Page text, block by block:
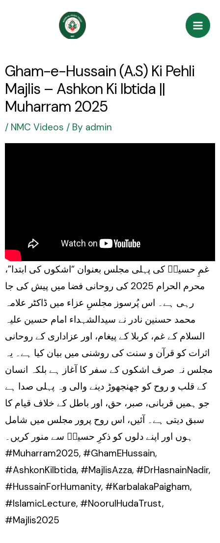
Gham-e-Hussain (A.S) Ki Pehli
Majlis – Ashkon Ki Ibtida ||
Muharram 2025
/ NMC Videos / By admin
غمِ حسینؑ کی پہلی مجلس بعنوان “اشکوں کی ابتدا”،
محرم الحرام 2025 کی روحانی فضا میں پیش کی جا
رہی ہے۔ اس پُرسوز مجلسِ عزاء میں ڈاکٹر علامہ
محمد حسنین نادر نے سیدالشہداء امام حسین علیہ
السلام کے غم، کربلا کے پیغام، اور عزاداری کے روحانی
اثرات کو قرآن و سنت کی روشنی میں بیان کیا ہے۔ یہ
مجلس نہ صرف اشکوں کے سفر کا آغاز ہے بلکہ انسان
کے قلب و روح کو جھنجھوڑ دینے والی وہ پہلی صدا ہے
جو ہمیں قربانی، صبر، حق، اور باطل کے خلاف قیام کا
سبق دیتی ہے۔ آئیں، اس روح پرور مجلس میں شامل
ہوں اور اپنے دلوں کو ذکرِ حسینؑ سے منور کریں۔
#Muharram2025, #GhamEHussain,
#AshkonKiIbtida, #MajlisAzza, #DrHasnainNadir,
#HussainForHumanity, #KarbalakaPaigham,
#IslamicLecture, #NoorulHudaTrust,
#Majlis2025